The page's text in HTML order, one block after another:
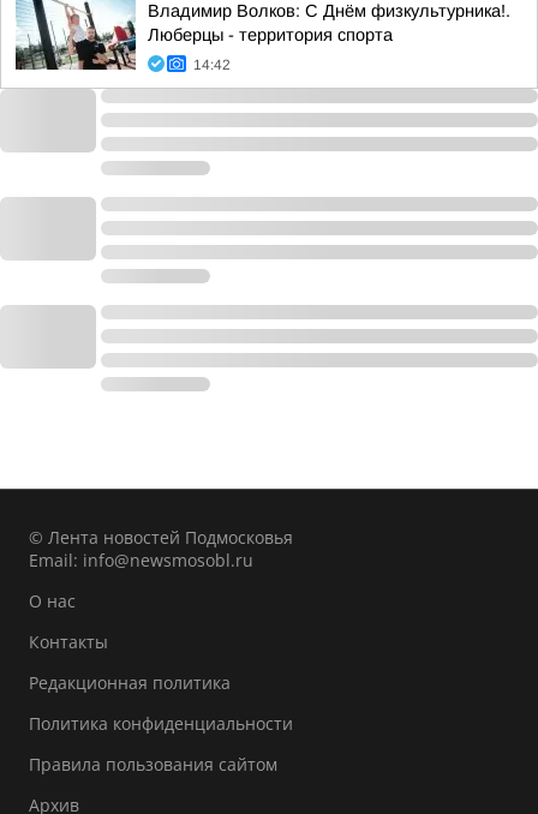
Владимир Волков: С Днём физкультурника!.
Люберцы - территория спорта
14:42
© Лента новостей Подмосковья
Email: info@newsmosobl.ru
О нас
Контакты
Редакционная политика
Политика конфиденциальности
Правила пользования сайтом
Архив